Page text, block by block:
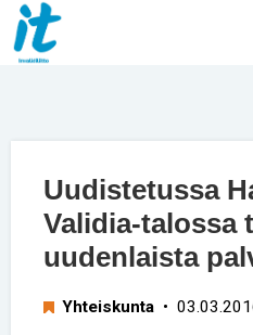
Uudistetussa
Validia-talossa
uudenlaista
Yhteiskunta •